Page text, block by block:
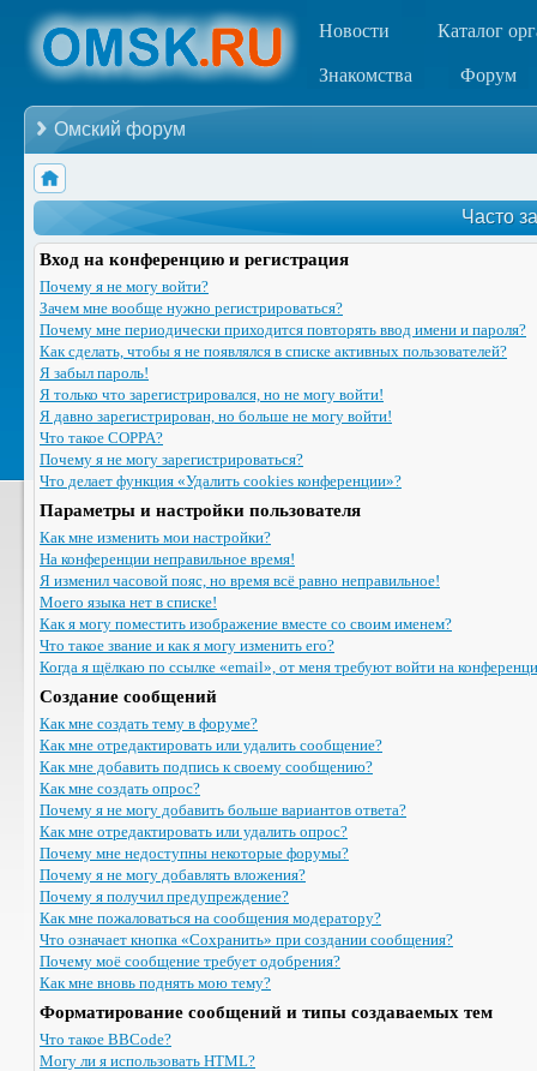
Новости Каталог
Знакомства Форум
Омский форум
Часто
Вход на конференцию и регистрация
Почему я не могу войти?
Зачем мне вообще нужно регистрироваться?
Почему мне периодически приходится повторять ввод имени и пароля?
Как сделать, чтобы я не появлялся в списке активных пользователей?
Я забыл пароль!
Я только что зарегистрировался, но не могу войти!
Я давно зарегистрирован, но больше не могу войти!
Что такое COPPA?
Почему я не могу зарегистрироваться?
Что делает функция «Удалить cookies конференции»?
Параметры и настройки пользователя
Как мне изменить мои настройки?
На конференции неправильное время!
Я изменил часовой пояс, но время всё равно неправильное!
Моего языка нет в списке!
Как я могу поместить изображение вместе со своим именем?
Что такое звание и как я могу изменить его?
Когда я щёлкаю по ссылке «email», от меня требуют войти на
Создание сообщений
Как мне создать тему в форуме?
Как мне отредактировать или удалить сообщение?
Как мне добавить подпись к своему сообщению?
Как мне создать опрос?
Почему я не могу добавить больше вариантов ответа?
Как мне отредактировать или удалить опрос?
Почему мне недоступны некоторые форумы?
Почему я не могу добавлять вложения?
Почему я получил предупреждение?
Как мне пожаловаться на сообщения модератору?
Что означает кнопка «Сохранить» при создании сообщения?
Почему моё сообщение требует одобрения?
Как мне вновь поднять мою тему?
Форматирование сообщений и типы создаваемых тем
Что такое BBCode?
Могу ли я использовать HTML?